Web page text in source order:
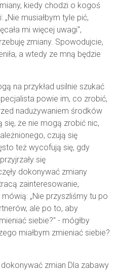
kiedy chodzi o kogoś
musiałbym tyle pić,
mi więcej uwagi",
zmiany. Spowodujcie,
a wtedy ze mną będzie
na przykład usilnie szukać
powie im, co zrobić,
nadużywaniem środków
że nie mogą zrobić nic,
czują się
też wycofują się, gdy
się
dokonywać zmiany
zainteresowanie,
„Nie przyszliśmy tu po
ale po to, aby
siebie?" - mógłby
miałbym zmieniać siebie?
zmian Dla zabawy